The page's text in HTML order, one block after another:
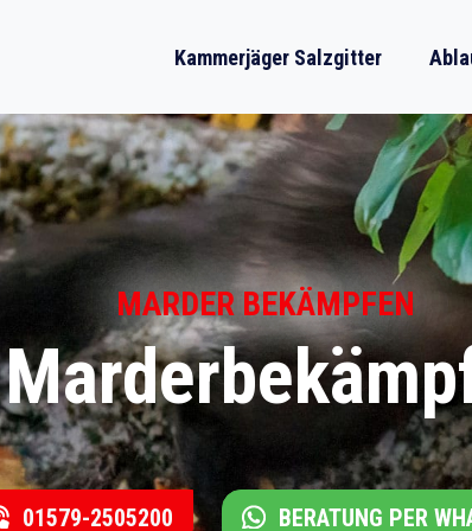
Kammerjäger Salzgitter
MARDER BEKÄMPFEN
01579-2505200 BERATUNG PER